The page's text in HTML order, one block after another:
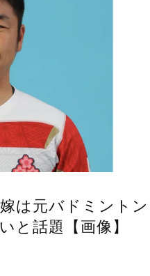
は元バドミントン
と話題【画像】